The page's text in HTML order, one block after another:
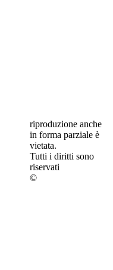
riproduzione anche
in forma parziale è
vietata.
Tutti i diritti sono
riservati
©